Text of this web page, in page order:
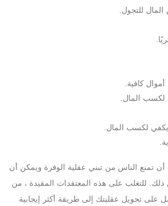
للتجول.
كافية.
لكسب المال.
لكسب المال.
أن تمنع الناس من تبني عقلية الوفرة ويمكن أن
ذلك. للتغلب على هذه المعتقدات المقيدة ، من
على تحويل عقليتك إلى طريقة أكثر إيجابية